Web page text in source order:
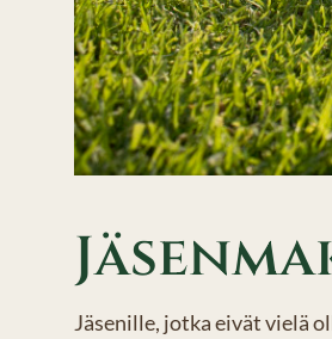
Jäsenille, jotka eivät vielä